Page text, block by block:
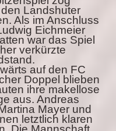
Landshuter
Als im Anschluss
Eichmeier
war das Spiel
verkürzte
auf den FC
Doppel blieben
ihre makellose
aus. Andreas
Mayer und
letztlich klaren